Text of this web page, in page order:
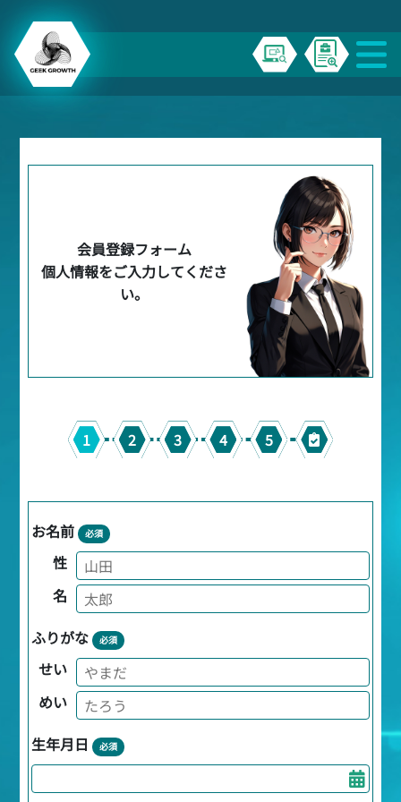
会員登録フォーム
個人情報をご入力してくださ
い。
1 2 3 4 5
お名前 必須
性
名
ふりがな 必須
せい
めい
生年月日 必須